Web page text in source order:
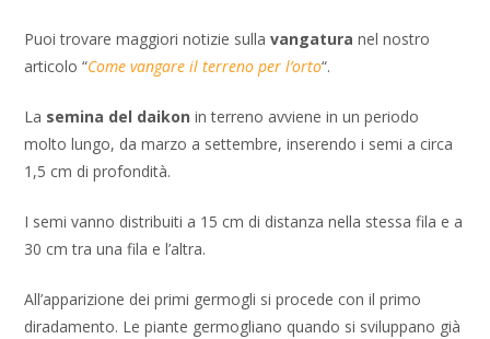
Puoi trovare maggiori notizie sullavangatura nel nostro
articolo “Come vangare il terreno per l’orto“.
La semina del daikon in terreno avviene in un periodo
molto lungo, da marzo a settembre, inserendo i semi a circa
1,5 cm di profondità.
I semi vanno distribuiti a 15 cm di distanza nella stessa fila e a
30 cm tra una fila e l’altra.
All’apparizione dei primi germogli si procede con il primo
diradamento. Le piante germogliano quando si sviluppano già